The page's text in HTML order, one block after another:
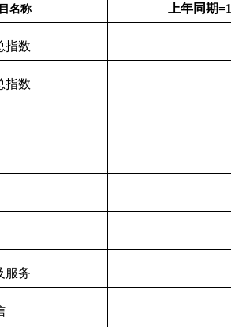
名称 上年同期
指数
指数
服务